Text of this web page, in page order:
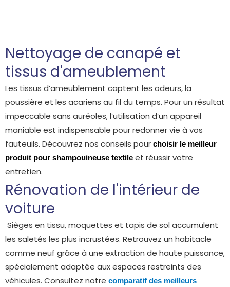
Nettoyage de canapé et
tissus d'ameublement
Les tissus d’ameublement captent les odeurs, la
poussière et les acariens au fil du temps. Pour un résultat
impeccable sans auréoles, l’utilisation d’un appareil
maniable est indispensable pour redonner vie à vos
fauteuils. Découvrez nos conseils pour choisir le meilleur
produit pour shampouineuse textile et réussir votre
entretien.
Rénovation de l'intérieur de
voiture
Sièges en tissu, moquettes et tapis de sol accumulent
les saletés les plus incrustées. Retrouvez un habitacle
comme neuf grâce à une extraction de haute puissance,
spécialement adaptée aux espaces restreints des
véhicules. Consultez notre comparatif des meilleurs